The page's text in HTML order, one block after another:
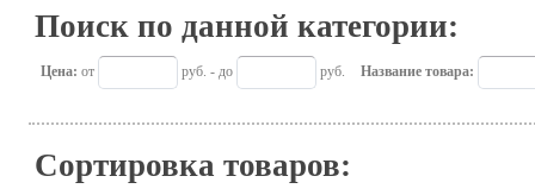
Поиск по данной категории:
Цена: от руб. - до руб. Название товара:
Сортировка товаров: